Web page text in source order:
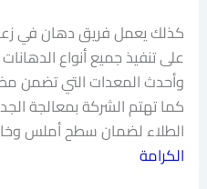
كذلك يعمل فريق دهان في
على تنفيذ جميع أنواع
وأحدث المعدات التي تضمن
كما تهتم الشركة بمعالجة
الطلاء لضمان سطح أملس
الكرامة